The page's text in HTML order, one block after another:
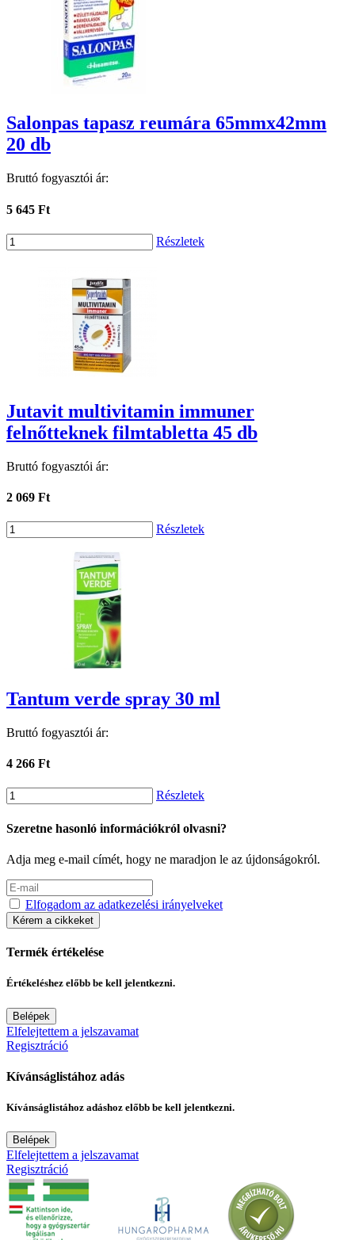
Salonpas tapasz reumára 65mmx42mm
20 db
Bruttó fogyasztói ár:
5 645 Ft
Részletek
Jutavit multivitamin immuner
felnőtteknek filmtabletta 45 db
Bruttó fogyasztói ár:
2 069 Ft
Részletek
Tantum verde spray 30 ml
Bruttó fogyasztói ár:
4 266 Ft
Részletek
Szeretne hasonló információkról olvasni?
Adja meg e-mail címét, hogy ne maradjon le az újdonságokról.
Elfogadom az adatkezelési irányelveket
Kérem a cikkeket
Termék értékelése
Értékeléshez előbb be kell jelentkezni.
Belépek
Elfelejtettem a jelszavamat
Regisztráció
Kívánságlistához adás
Kívánságlistához adáshoz előbb be kell jelentkezni.
Belépek
Elfelejtettem a jelszavamat
Regisztráció